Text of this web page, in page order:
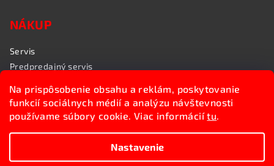
Na prispôsobenie obsahu a reklám, poskytovanie
funkcií sociálnych médií a analýzu návštevnosti
používame súbory cookie. Viac informáciítu.
Nastavenie
NÁKUP
Servis
Predpredajný servis
Rozvoz bicyklov
Poradenstvo